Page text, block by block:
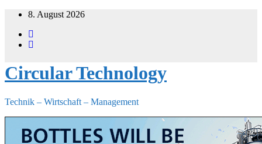
Zum
springen
8. August 2026
Circular Technology
Technik – Wirtschaft – Management